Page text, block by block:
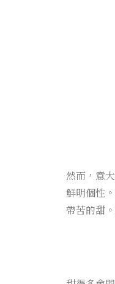
然而，意
鮮明個性
帶苦的甜